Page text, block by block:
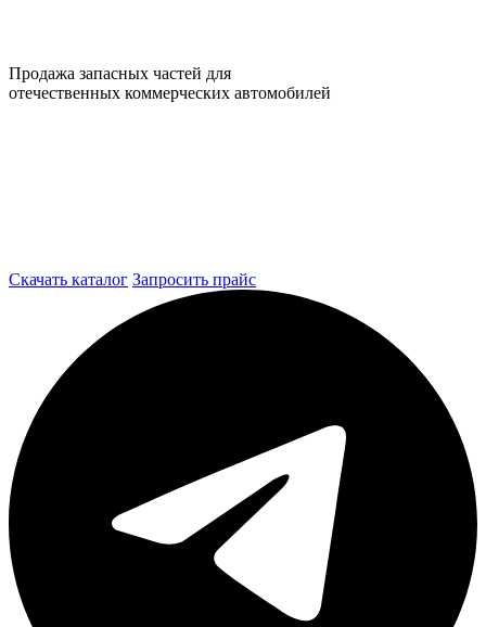
Продажа запасных частей для
отечественных коммерческих автомобилей
Скачать каталог Запросить прайс